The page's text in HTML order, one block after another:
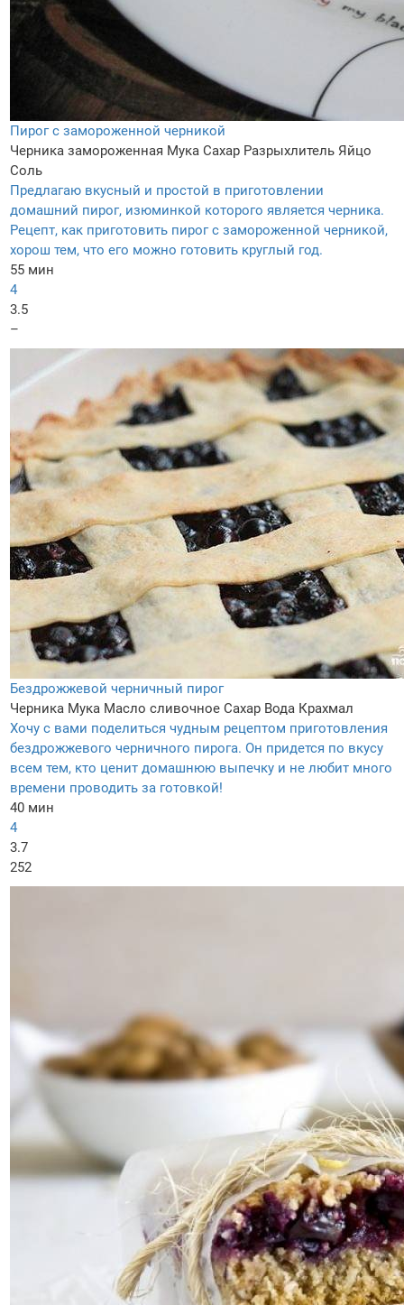
Пирог с замороженной черникой
Черника замороженная Мука Сахар Разрыхлитель Яйцо
Соль
Предлагаю вкусный и простой в приготовлении
домашний пирог, изюминкой которого является черника.
Рецепт, как приготовить пирог с замороженной черникой,
хорош тем, что его можно готовить круглый год.
55 мин
4
3.5
–
Бездрожжевой черничный пирог
Черника Мука Масло сливочное Сахар Вода Крахмал
Хочу с вами поделиться чудным рецептом приготовления
бездрожжевого черничного пирога. Он придется по вкусу
всем тем, кто ценит домашнюю выпечку и не любит много
времени проводить за готовкой!
40 мин
4
3.7
252